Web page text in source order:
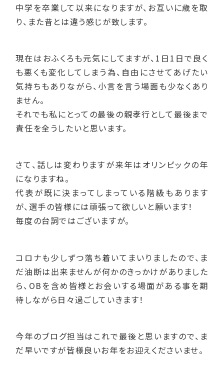
中学を卒業して以来になりますが、お互いに歳を取
り、また昔とは違う感じが致します。
現在はおふくろも元気にしてますが、1日1日で良く
も悪くも変化してしまう為、自由にさせてあげたい
気持ちもありながら、小言を言う場面も少なくあり
ません。
それでも私にとっての最後の親孝行として最後まで
責任を全うしたいと思います。
さて、話しは変わりますが来年はオリンピックの年
になりますね。
代表が既に決まってしまっている階級もあります
が、選手の皆様には頑張って欲しいと願います！
毎度の台詞ではございますが。
コロナも少しずつ落ち着いてまいりましたので、ま
だ油断は出来ませんが何かのきっかけがありました
ら、OBを含め皆様とお会いする場面がある事を期
待しながら日々過ごしていきます！
今年のブログ担当はこれで最後と思いますので、ま
だ早いですが皆様良いお年をお迎えくださいませ。